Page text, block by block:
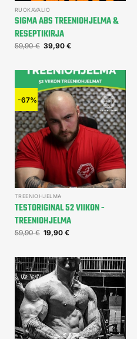
RUOKAVALIO
SIGMA ABS TREENIOHJELMA &
RESEPTIKIRJA
59,90€ 39,90€
-67%
TREENIOHJELMA
TESTORIGINAL 52 VIIKON -
TREENIOHJELMA
59,90€ 19,90€